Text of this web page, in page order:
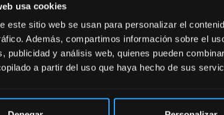
usa cookies
este sitio web se usan para personalizar el
Además, compartimos información sobre el
publicidad y análisis web, quienes pueden
a partir del uso que haya hecho de sus
Important Stuff